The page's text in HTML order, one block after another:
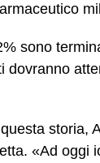
sono
dovranno
storia,
«Ad oggi